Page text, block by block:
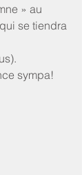
» au
se tiendra
sympa!